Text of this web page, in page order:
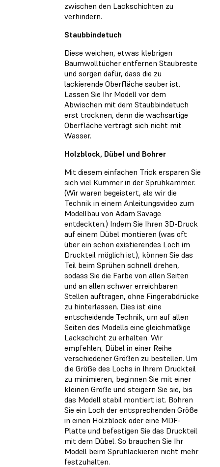
zwischen den Lackschichten zu
verhindern.
Staubbindetuch
Diese weichen, etwas klebrigen
Baumwolltücher entfernen Staubreste
und sorgen dafür, dass die zu
lackierende Oberfläche sauber ist.
Lassen Sie Ihr Modell vor dem
Abwischen mit dem Staubbindetuch
erst trocknen, denn die wachsartige
Oberfläche verträgt sich nicht mit
Wasser.
Holzblock, Dübel und Bohrer
Mit diesem einfachen Trick ersparen Sie
sich viel Kummer in der Sprühkammer.
(Wir waren begeistert, als wir die
Technik in einem Anleitungsvideo zum
Modellbau von Adam Savage
entdeckten.) Indem Sie Ihren 3D-Druck
auf einem Dübel montieren (was oft
über ein schon existierendes Loch im
Druckteil möglich ist), können Sie das
Teil beim Sprühen schnell drehen,
sodass Sie die Farbe von allen Seiten
und an allen schwer erreichbaren
Stellen auftragen, ohne Fingerabdrücke
zu hinterlassen. Dies ist eine
entscheidende Technik, um auf allen
Seiten des Modells eine gleichmäßige
Lackschicht zu erhalten. Wir
empfehlen, Dübel in einer Reihe
verschiedener Größen zu bestellen. Um
die Größe des Lochs in Ihrem Druckteil
zu minimieren, beginnen Sie mit einer
kleinen Größe und steigern Sie sie, bis
das Modell stabil montiert ist. Bohren
Sie ein Loch der entsprechenden Größe
in einen Holzblock oder eine MDF-
Platte und befestigen Sie das Druckteil
mit dem Dübel. So brauchen Sie Ihr
Modell beim Sprühlackieren nicht mehr
festzuhalten.